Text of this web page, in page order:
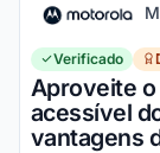
Verificado
Aproveite o
acessível
vantagens